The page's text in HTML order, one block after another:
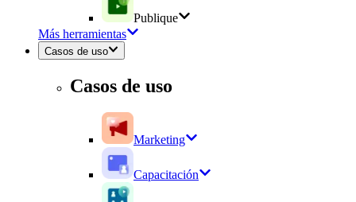
Publique
Más herramientas
Casos de uso
Casos de uso
Marketing
Capacitación